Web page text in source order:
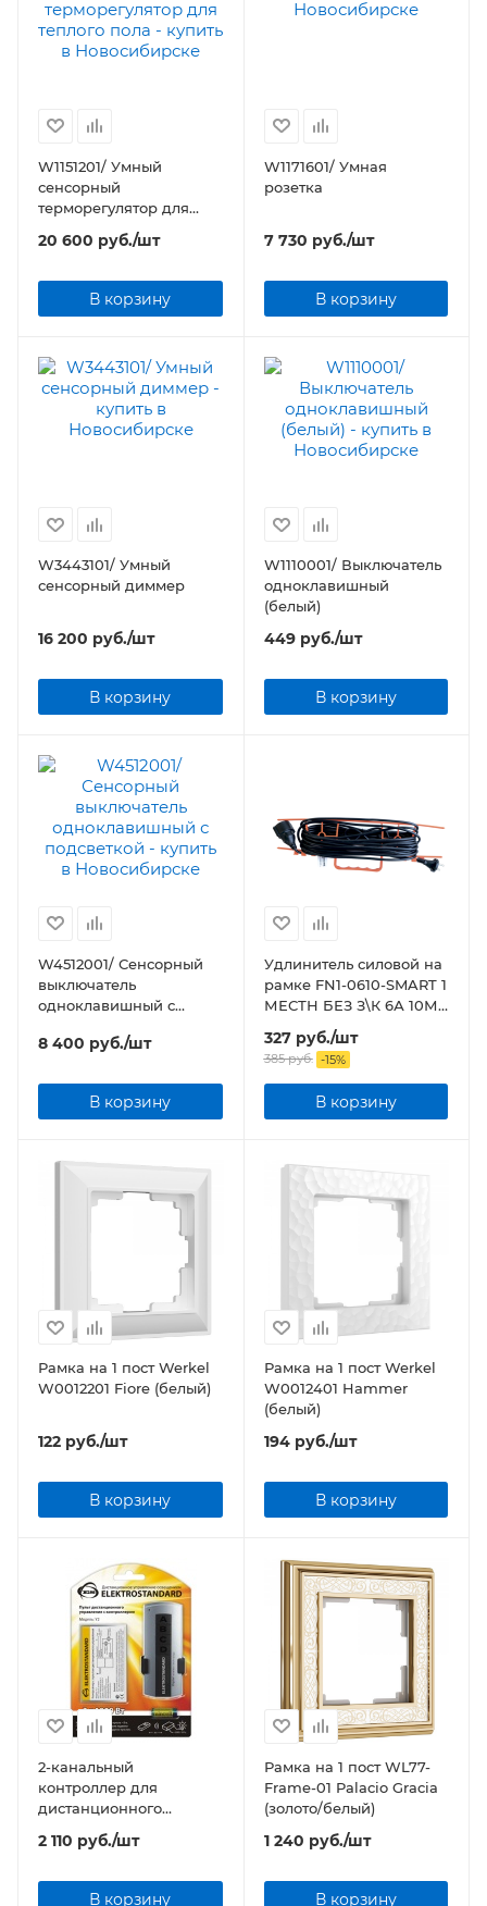
W1151201/ Умный
сенсорный
терморегулятор для
20 600 руб./шт
В корзину
W1171601/ Умная
розетка
7 730 руб./шт
В корзину
W3443101/ Умный
сенсорный диммер
16 200 руб./шт
В корзину
W1110001/ Выключатель
одноклавишный
(белый)
449руб./шт
В корзину
W4512001/ Сенсорный
выключатель
одноклавишный с
8 400 руб./шт
В корзину
Удлинитель силовой на
рамке FN1-0610-SMART 1
МЕСТН БЕЗ З\К 6А 10М
327руб./шт
385руб. -15%
В корзину
Рамка на 1 пост Werkel
W0012201 Fiore (белый)
122 руб./шт
В корзину
Рамка на 1 пост Werkel
W0012401 Hammer
(белый)
194руб./шт
В корзину
2-канальный
контроллер для
дистанционного
управления
освещением Y2
2 110 руб./шт
В корзину
Рамка на 1 пост WL77-
Frame-01 Palacio Gracia
(золото/белый)
1 240 руб./шт
В корзину